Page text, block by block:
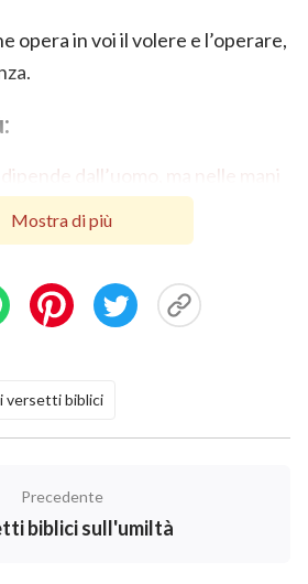
opera in voi il volere e l’operare,
dall’uomo, ma nelle mani
Mostra di più
versetti biblici
Precedente
biblici sull'umiltà